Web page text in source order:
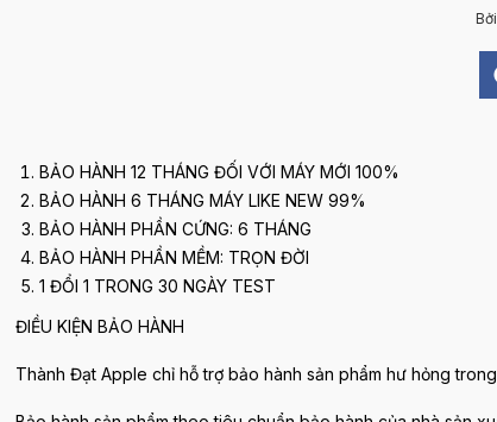
BẢO HÀNH 12 THÁNG ĐỐI VỚI MÁY MỚI 100%
BẢO HÀNH 6 THÁNG MÁY LIKE NEW 99%
BẢO HÀNH PHẦN CỨNG: 6 THÁNG
BẢO HÀNH PHẦN MỀM: TRỌN ĐỜI
1 ĐỔI 1 TRONG 30 NGÀY TEST
ĐIỀU KIỆN BẢO HÀNH
Thành Đạt Apple chỉ hỗ trợ bảo hành sản phẩm hư hỏng